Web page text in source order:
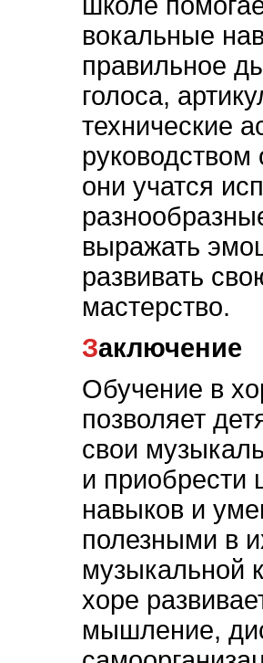
вокальные
правильное
голоса,
технические
руководством
они учатся
выражать
развивать
мастерство.
Заключение
Обучение в
позволяет
свои
и приобрести
навыков и
полезными в
музыкальной
хоре
мышление,